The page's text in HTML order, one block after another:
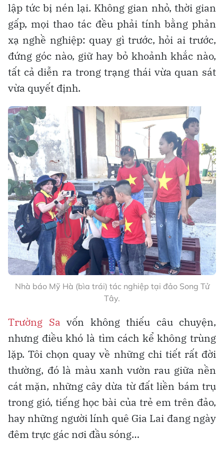
lập tức bị nén lại. Không gian nhỏ, thời gian
gấp, mọi thao tác đều phải tính bằng phản
xạ nghề nghiệp: quay gì trước, hỏi ai trước,
đứng góc nào, giữ hay bỏ khoảnh khắc nào,
tất cả diễn ra trong trạng thái vừa quan sát
vừa quyết định.
Nhà báo Mỹ Hà (bìa trái) tác nghiệp tại đảo Song Tử
Tây.
Trường Sa vốn không thiếu câu chuyện,
nhưng điều khó là tìm cách kể không trùng
lặp. Tôi chọn quay về những chi tiết rất đời
thường, đó là màu xanh vườn rau giữa nền
cát mặn, những cây dừa từ đất liền bám trụ
trong gió, tiếng học bài của trẻ em trên đảo,
hay những người lính quê Gia Lai đang ngày
đêm trực gác nơi đầu sóng…